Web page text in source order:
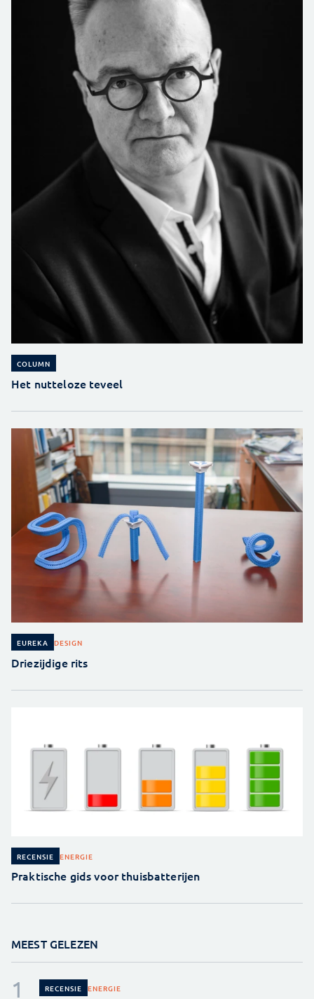
COLUMN
Het nutteloze teveel
EUREKA DESIGN
Driezijdige rits
RECENSIE ENERGIE
Praktische gids voor thuisbatterijen
MEEST GELEZEN
RECENSIE ENERGIE